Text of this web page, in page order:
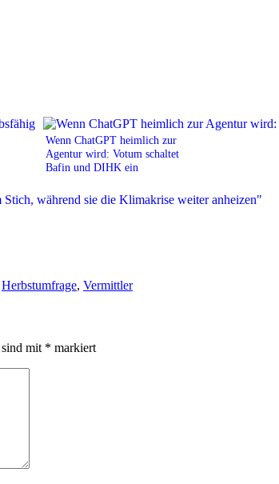
Wenn ChatGPT heimlich zur
Agentur wird: Votum schaltet
Bafin und DIHK ein
Herbstumfrage, Vermittler
mit * markiert